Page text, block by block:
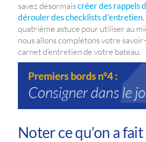
savez désormaiscréer des rappels
dérouler des checklists d’entretien
quatrième astuce pour utiliser au
nous allons complétons votre
carnet d’entretien de votre bateau.
Noter ce qu’on a